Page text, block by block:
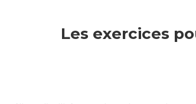
Les exercices